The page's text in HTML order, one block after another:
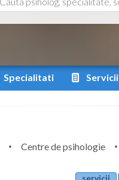
Specialitati Servicii
Centre de psihologie
servicii